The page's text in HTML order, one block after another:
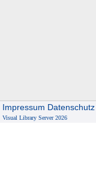
Impressum Datenschutz
Visual Library Server 2026